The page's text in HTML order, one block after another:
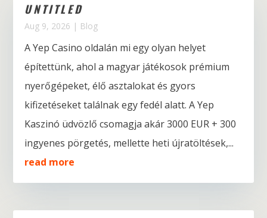
UNTITLED
Aug 9, 2026 | Blog
A Yep Casino oldalán mi egy olyan helyet
építettünk, ahol a magyar játékosok prémium
nyerőgépeket, élő asztalokat és gyors
kifizetéseket találnak egy fedél alatt. A Yep
Kaszinó üdvözlő csomagja akár 3000 EUR + 300
ingyenes pörgetés, mellette heti újratöltések,...
read more